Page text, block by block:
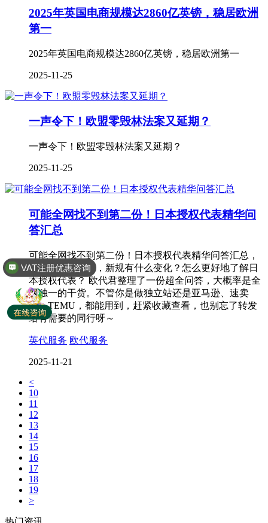
2025年英国电商规模达2860亿英镑，稳居欧洲
第一
2025年英国电商规模达2860亿英镑，稳居欧洲第一
2025-11-25
一声令下！欧盟零毁林法案又延期？
一声令下！欧盟零毁林法案又延期？
2025-11-25
可能全网找不到第二份！日本授权代表精华问
答汇总
可能全网找不到第二份！日本授权代表精华问答汇总，
日代新规出台后，新规有什么变化？怎么更好地了解日
本授权代表？ 欧代君整理了一份超全问答，大概率是全
网独一的干货。不管你是做独立站还是亚马逊、速卖
通、TEMU，都能用到，赶紧收藏查看，也别忘了转发
给有需要的同行呀～
英代服务 欧代服务
2025-11-21
<
10
11
12
13
14
15
16
17
18
19
>
VAT注册优惠咨询
全球商标专利注册